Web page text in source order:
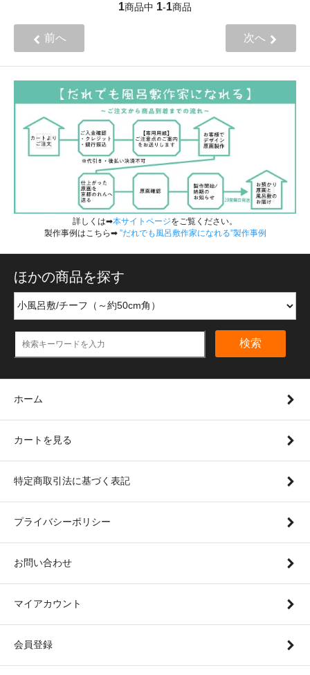
1商品中 1-1商品
前へ 次へ
詳しくは➡本サイトページをご覧ください。
製作事例はこちら➡ ”だれでも風呂敷作家になれる”製作事例
ほかの商品を探す
検索
ホーム
カートを見る
特定商取引法に基づく表記
プライバシーポリシー
お問い合わせ
マイアカウント
会員登録